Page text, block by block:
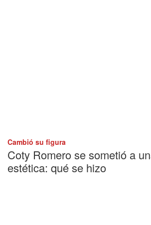
Cambió su figura
Coty Romero se sometió a
estética: qué se hizo